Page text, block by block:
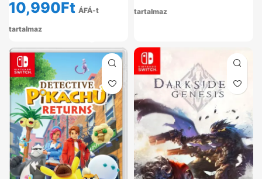
10,990Ft ÁFÁ-t
tartalmaz
tartalmaz